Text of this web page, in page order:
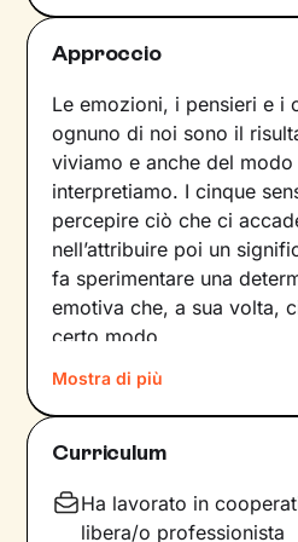
Approccio
Le emozioni, i pensieri e i
ognuno di noi sono il
viviamo e anche del
interpretiamo. I cinque
percepire ciò che ci
nell’attribuire poi un
fa sperimentare una
emotiva che, a sua volta,
certo modo.
virtuosi ma anche viziosi,
benessere e dalla
essere. Questi circuiti si
comportamenti in modo
Mostra di più
Curriculum
Ha lavorato in
libera/o professionista